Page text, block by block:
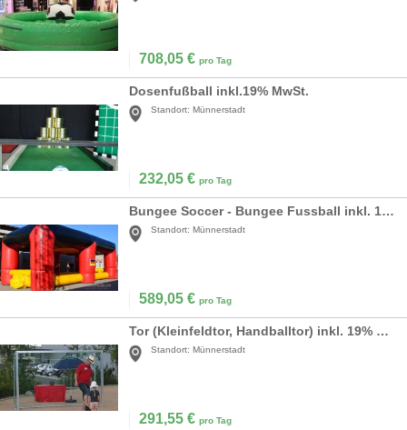
708,05 € pro Tag
Dosenfußball inkl.19% MwSt.
Standort: Münnerstadt
232,05 € pro Tag
Bungee Soccer - Bungee Fussball inkl. 19% MwSt.
Standort: Münnerstadt
589,05 € pro Tag
Tor (Kleinfeldtor, Handballtor) inkl. 19% MwSt.
Standort: Münnerstadt
291,55 € pro Tag